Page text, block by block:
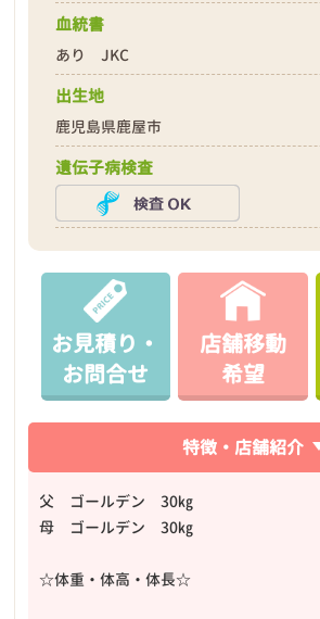
血統書
あり JKC
出生地
鹿児島県鹿屋市
遺伝子病検査
お見積り・
お問合せ
店舗移動
希望
特徴・店舗紹介
父 ゴールデン 30㎏
母 ゴールデン 30㎏
☆体重・体高・体長☆